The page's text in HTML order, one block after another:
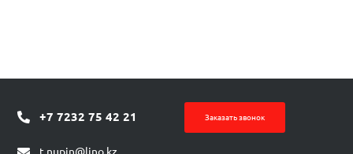
+7 7232 75 42 21 Заказать звонок